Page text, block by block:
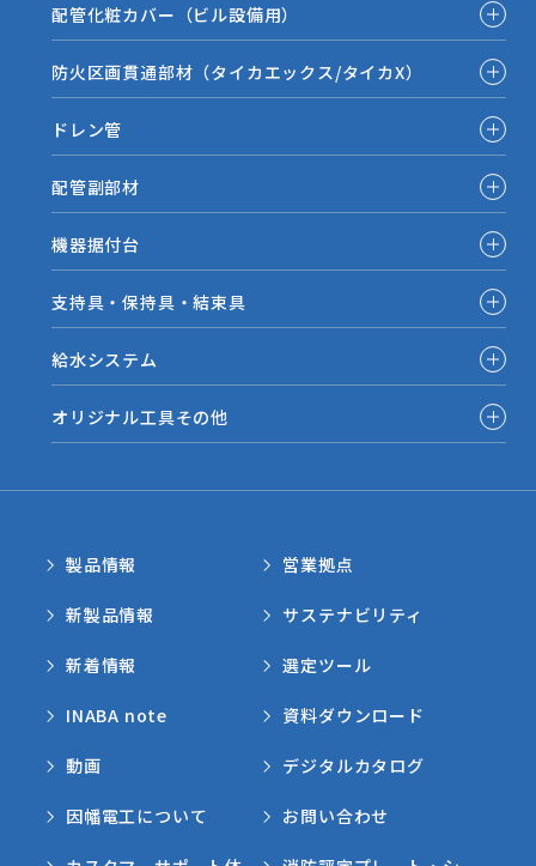
配管化粧カバー（ビル設備用）
防火区画貫通部材（タイカエックス/タイカX）
ドレン管
配管副部材
機器据付台
支持具・保持具・結束具
給水システム
オリジナル工具その他
製品情報
新製品情報
新着情報
INABA note
動画
因幡電工について
営業拠点
サステナビリティ
選定ツール
資料ダウンロード
デジタルカタログ
お問い合わせ